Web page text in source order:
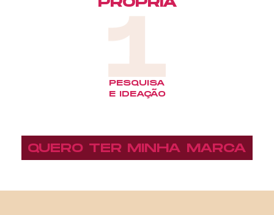
PESQUISA
E IDEAÇÃO
QUERO TER MINHA MARCA